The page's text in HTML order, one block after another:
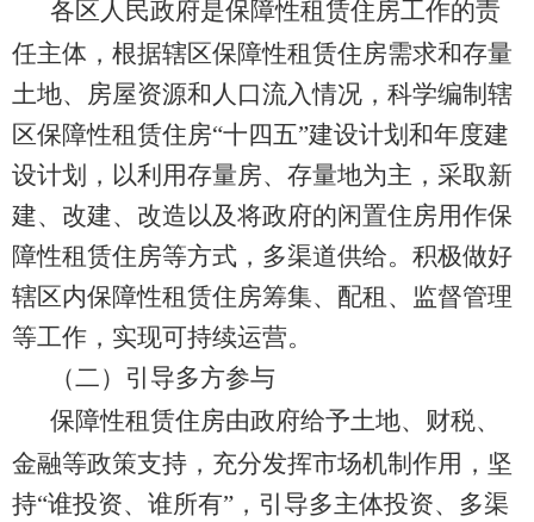
各区人民政府是保障性租赁住房工作的责
任主体，根据辖区保障性租赁住房需求和存量
土地、房屋资源和人口流入情况，科学编制辖
区保障性租赁住房“十四五”建设计划和年度建
设计划，以利用存量房、存量地为主，采取新
建、改建、改造以及将政府的闲置住房用作保
障性租赁住房等方式，多渠道供给。积极做好
辖区内保障性租赁住房筹集、配租、监督管理
等工作，实现可持续运营。
（二） 引导多方参与
保障性租赁住房由政府给予土地、财税、
金融等政策支持，充分发挥市场机制作用，坚
持“谁投资、谁所有”，引导多主体投资、多渠